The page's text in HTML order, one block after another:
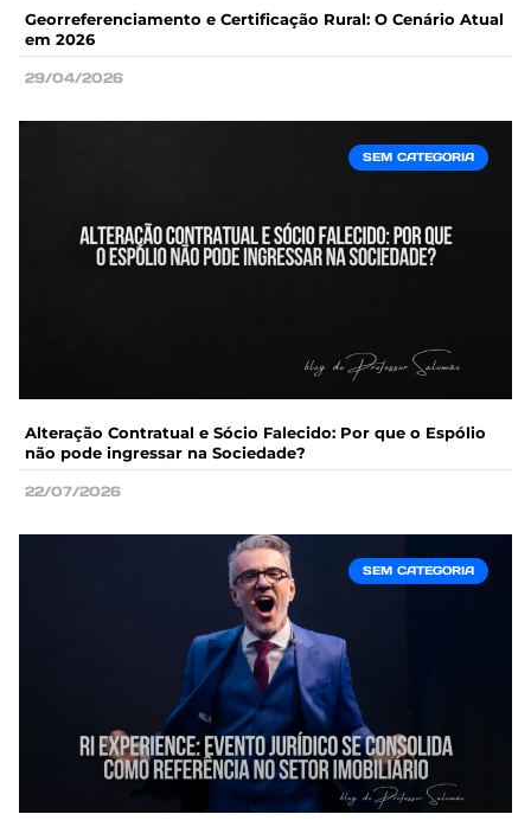
Georreferenciamento e Certificação Rural: O Cenário Atual
em 2026
29/04/2026
SEM CATEGORIA
Alteração Contratual e Sócio Falecido: Por que o Espólio
não pode ingressar na Sociedade?
22/07/2026
SEM CATEGORIA